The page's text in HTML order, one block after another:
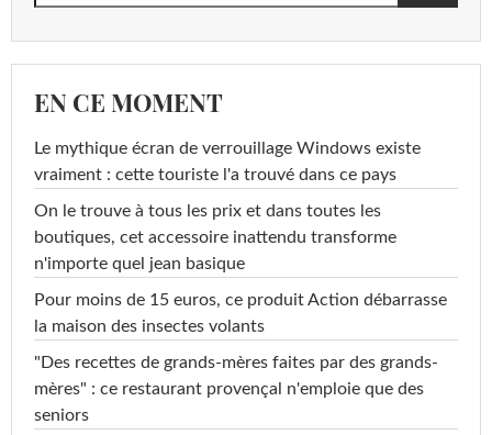
EN CE MOMENT
Le mythique écran de verrouillage Windows existe
vraiment : cette touriste l'a trouvé dans ce pays
On le trouve à tous les prix et dans toutes les
boutiques, cet accessoire inattendu transforme
n'importe quel jean basique
Pour moins de 15 euros, ce produit Action débarrasse
la maison des insectes volants
"Des recettes de grands-mères faites par des grands-
mères" : ce restaurant provençal n'emploie que des
seniors